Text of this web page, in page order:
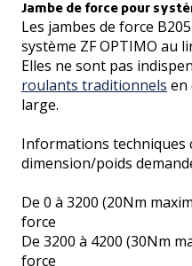
Jambe de force pour
Les jambes de force
système ZF OPTIMO au
Elles ne sont pas
roulants traditionnels en
large.
Informations techniques
dimension/poids
De 0 à 3200 (20Nm
force
De 3200 à 4200 (30Nm
force